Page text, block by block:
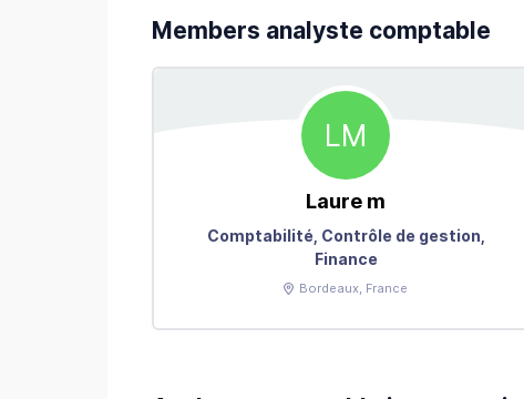
Members analyste comptable
LM
Laure m
Comptabilité, Contrôle de gestion,
Finance
Bordeaux, France